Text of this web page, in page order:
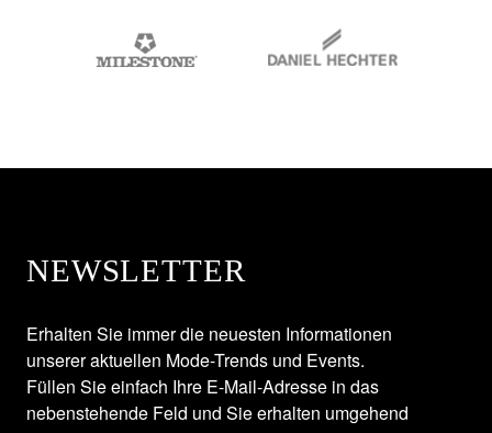
NEWSLETTER
Erhalten Sie immer die neuesten Informationen
unserer aktuellen Mode-Trends und Events.
Füllen Sie einfach Ihre E-Mail-Adresse in das
nebenstehende Feld und Sie erhalten umgehend